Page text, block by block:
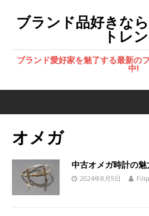
ブランド品好きな
トレ
ブランド愛好家を魅了する最新の
中!
オメガ
中古オメガ時計の
2024年8月9日